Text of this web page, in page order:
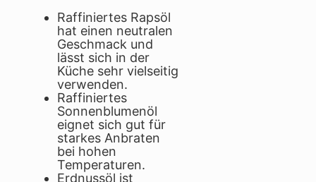
Raffiniertes Rapsöl
hat einen neutralen
Geschmack und
lässt sich in der
Küche sehr vielseitig
verwenden.
Raffiniertes
Sonnenblumenöl
eignet sich gut für
starkes Anbraten
bei hohen
Temperaturen.
Erdnussöl ist